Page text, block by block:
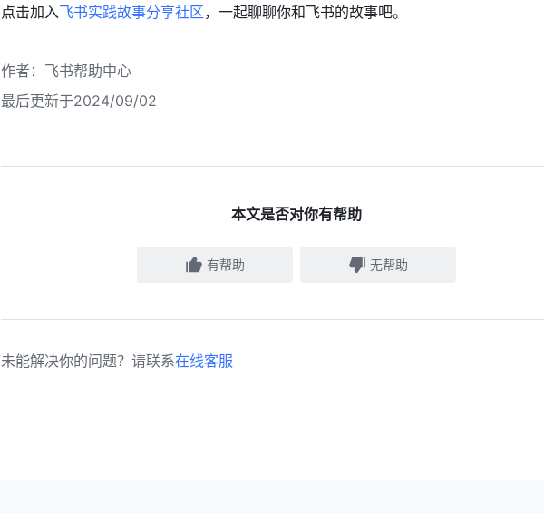
点击加入飞书实践故事分享社区，一起聊聊你和飞书的故事吧。
作者 ： 飞书帮助中心
最后更新于2024/09/02
本文是否对你有帮助
有帮助 无帮助
未能解决你的问题？请联系在线客服